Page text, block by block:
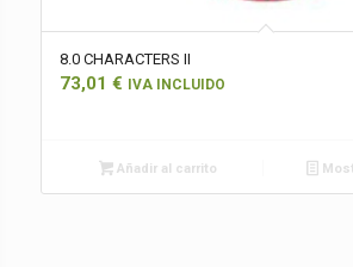
8.0 CHARACTERS II
73,01 € IVA INCLUIDO
Añadir al carrito